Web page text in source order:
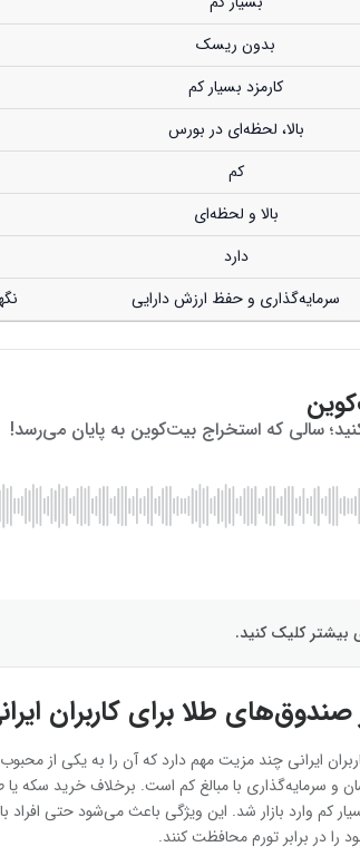
بدون ریسک
کارمزد بسیار کم
بالا، لحظه‌ای در بورس
کم
بالا و لحظه‌ای
دارد
سرمایه‌گذاری و حفظ ارزش دارایی
کلیک کنید.
طلا برای کاربران
ایرانی چند مزیت مهم دارد که آن را به یکی از
با مبالغ کم است. برخلاف خرید سکه یا
کم وارد بازار شد. این ویژگی باعث می‌شود حتی افراد با
را در برابر تورم محافظت کنند.